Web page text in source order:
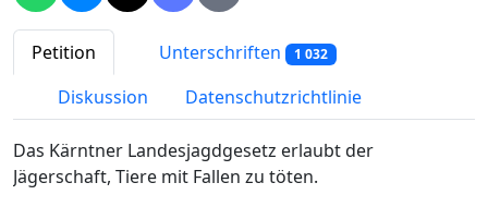
Petition Unterschriften 1 032
Diskussion Datenschutzrichtlinie
Das Kärntner Landesjagdgesetz erlaubt der
Jägerschaft, Tiere mit Fallen zu töten.